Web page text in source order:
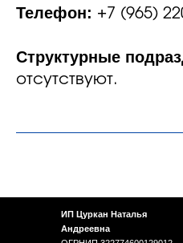
Телефон: +7 (965)
Структурные
отсутствуют.
ИП Цуркан Наталья
Андреевна